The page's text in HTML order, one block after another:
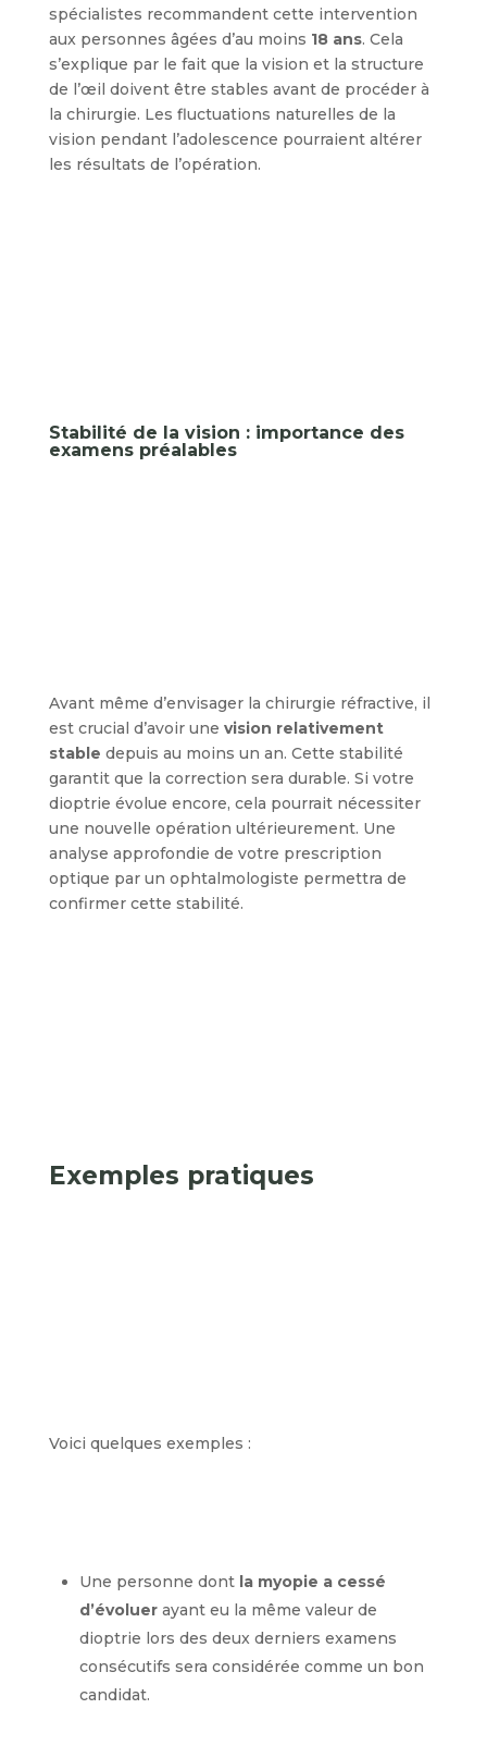
spécialistes recommandent cette intervention
aux personnes âgées d’au moins 18 ans. Cela
s’explique par le fait que la vision et la structure
de l’œil doivent être stables avant de procéder à
la chirurgie. Les fluctuations naturelles de la
vision pendant l’adolescence pourraient altérer
les résultats de l’opération.
Stabilité de la vision : importance des
examens préalables
Avant même d’envisager la chirurgie réfractive, il
est crucial d’avoir une vision relativement
stable depuis au moins un an. Cette stabilité
garantit que la correction sera durable. Si votre
dioptrie évolue encore, cela pourrait nécessiter
une nouvelle opération ultérieurement. Une
analyse approfondie de votre prescription
optique par un ophtalmologiste permettra de
confirmer cette stabilité.
Exemples pratiques
Voici quelques exemples :
Une personne dont la myopie a cessé
d’évoluerayant eu la même valeur de
dioptrie lors des deux derniers examens
consécutifs sera considérée comme un bon
candidat.